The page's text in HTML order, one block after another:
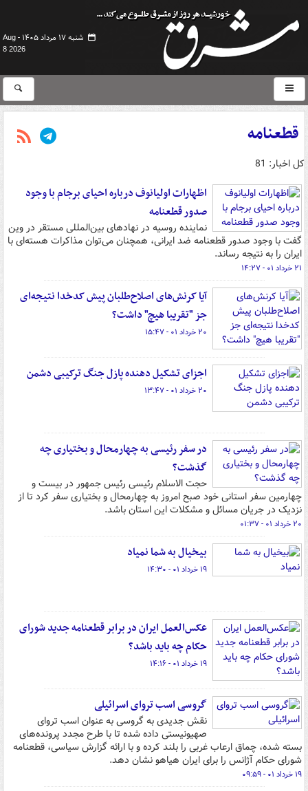
شنبه ۱۷ مرداد ۱۴۰۵ -
Aug
8 2026
قطعنامه
کل اخبار: 81
اظهارات اولیانوف درباره احیای برجام با وجود
صدور قطعنامه
نماینده روسیه در نهادهای بین‌المللی مستقر در وین
گفت با وجود صدور قطعنامه ضد ایرانی، همچنان می‌توان مذاکرات هسته‌ای با
ایران را به نتیجه رساند.
۲۱ خرداد ۰۱ - ۱۴:۲۷
آیا کرنش‌های اصلاح‌طلبان پیش کدخدا نتیجه‌ای
جز "تقریبا هیچ" داشت؟
۲۰ خرداد ۰۱ - ۱۵:۴۷
اجزای تشکیل دهنده پازل ‌جنگ ترکیبی⁩ دشمن
۲۰ خرداد ۰۱ - ۱۳:۴۷
در سفر رئیسی به چهارمحال و بختیاری چه
گذشت؟
حجت الاسلام رئیسی رئیس جمهور در بیست و
چهارمین سفر استانی خود صبح امروز به چهارمحال و بختیاری سفر کرد تا از
نزدیک در جریان مسائل و مشکلات این استان باشد.
۲۰ خرداد ۰۱ - ۰۱:۳۷
بیخیال به شما نمیاد
۱۹ خرداد ۰۱ - ۱۴:۳۰
عکس‌العمل ایران در برابر قطعنامه جدید شورای
حکام چه باید باشد؟
۱۹ خرداد ۰۱ - ۱۴:۱۶
گروسی اسب تروای اسرائیلی
نقش جدیدی به گروسی به عنوان اسب تروای
صهیونیستی داده شده تا با طرح مجدد پرونده‌های
بسته شده، چماق ارعاب غربی را بلند کرده و با ارائه گزارش سیاسی، قطعنامه
شورای حکام آژانس را برای ایران هیاهو نشان دهد.
۱۹ خرداد ۰۱ - ۰۹:۵۹